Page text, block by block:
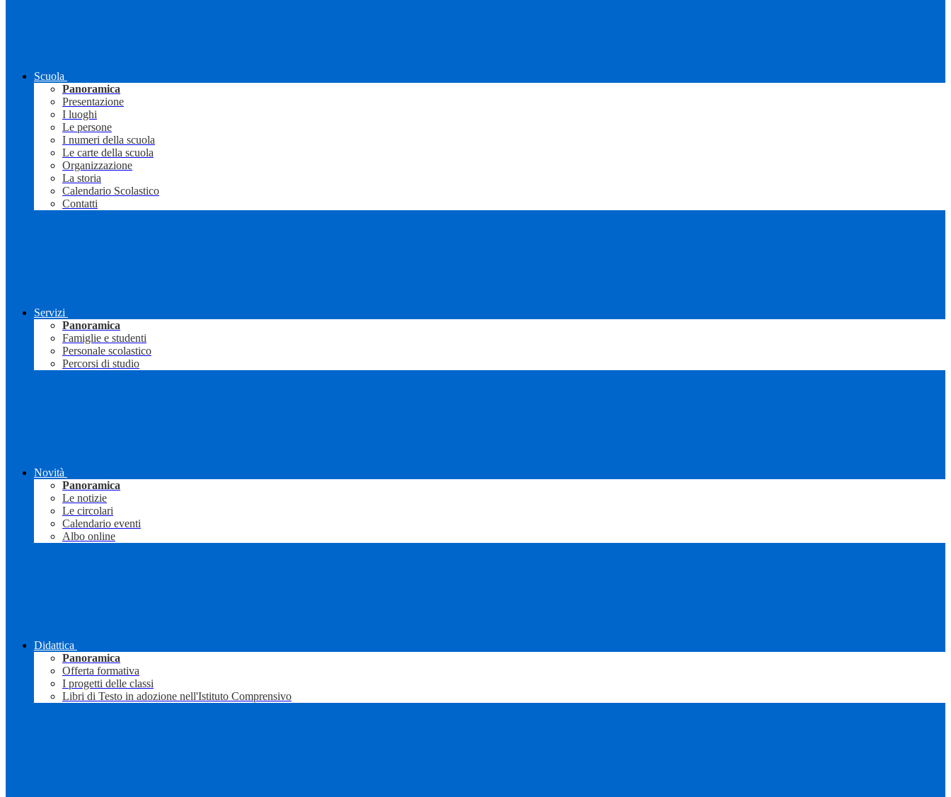
Scuola
Panoramica
Presentazione
I luoghi
Le persone
I numeri della scuola
Le carte della scuola
Organizzazione
La storia
Calendario Scolastico
Contatti
Servizi
Panoramica
Famiglie e studenti
Personale scolastico
Percorsi di studio
Novità
Panoramica
Le notizie
Le circolari
Calendario eventi
Albo online
Didattica
Panoramica
Offerta formativa
I progetti delle classi
Libri di Testo in adozione nell'Istituto Comprensivo